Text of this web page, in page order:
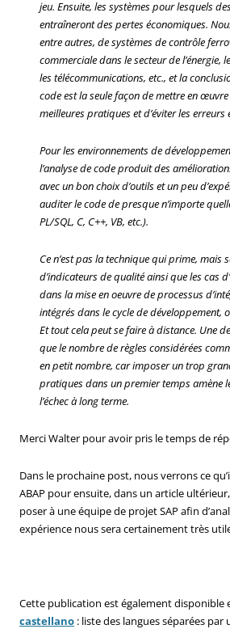
jeu. Ensuite, les systèmes pour lesquels
entraîneront des pertes économiques.
entre autres, de systèmes de contrôle
commerciale dans le secteur de l’énergie,
les télécommunications, etc., et la
code est la seule façon de mettre en
meilleures pratiques et d’éviter les
Pour les environnements de
l’analyse de code produit des
avec un bon choix d’outils et un peu
auditer le code de presque n’importe
PL/SQL, C, C++, VB, etc.).
Ce n’est pas la technique qui prime, mais
d’indicateurs de qualité ainsi que les cas
dans la mise en oeuvre de processus
intégrés dans le cycle de développement,
Et tout cela peut se faire à distance. Une
que le nombre de règles considérées
en petit nombre, car imposer un trop
pratiques dans un premier temps amène
l’échec à long terme.
Merci Walter pour avoir pris le temps de
Dans le prochaine post, nous verrons ce
ABAP pour ensuite, dans un article
poser à une équipe de projet SAP afin
expérience nous sera certainement très
Cette publication est également disponible
castellano : liste des langues séparées par